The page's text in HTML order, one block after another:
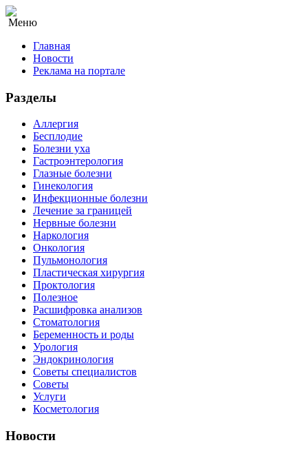
Меню
Главная
Новости
Реклама на портале
Разделы
Аллергия
Бесплодие
Болезни уха
Гастроэнтерология
Глазные болезни
Гинекология
Инфекционные болезни
Лечение за границей
Нервные болезни
Наркология
Онкология
Пульмонология
Пластическая хирургия
Проктология
Полезное
Расшифровка анализов
Стоматология
Беременность и роды
Урология
Эндокринология
Советы специалистов
Советы
Услуги
Косметология
Новости